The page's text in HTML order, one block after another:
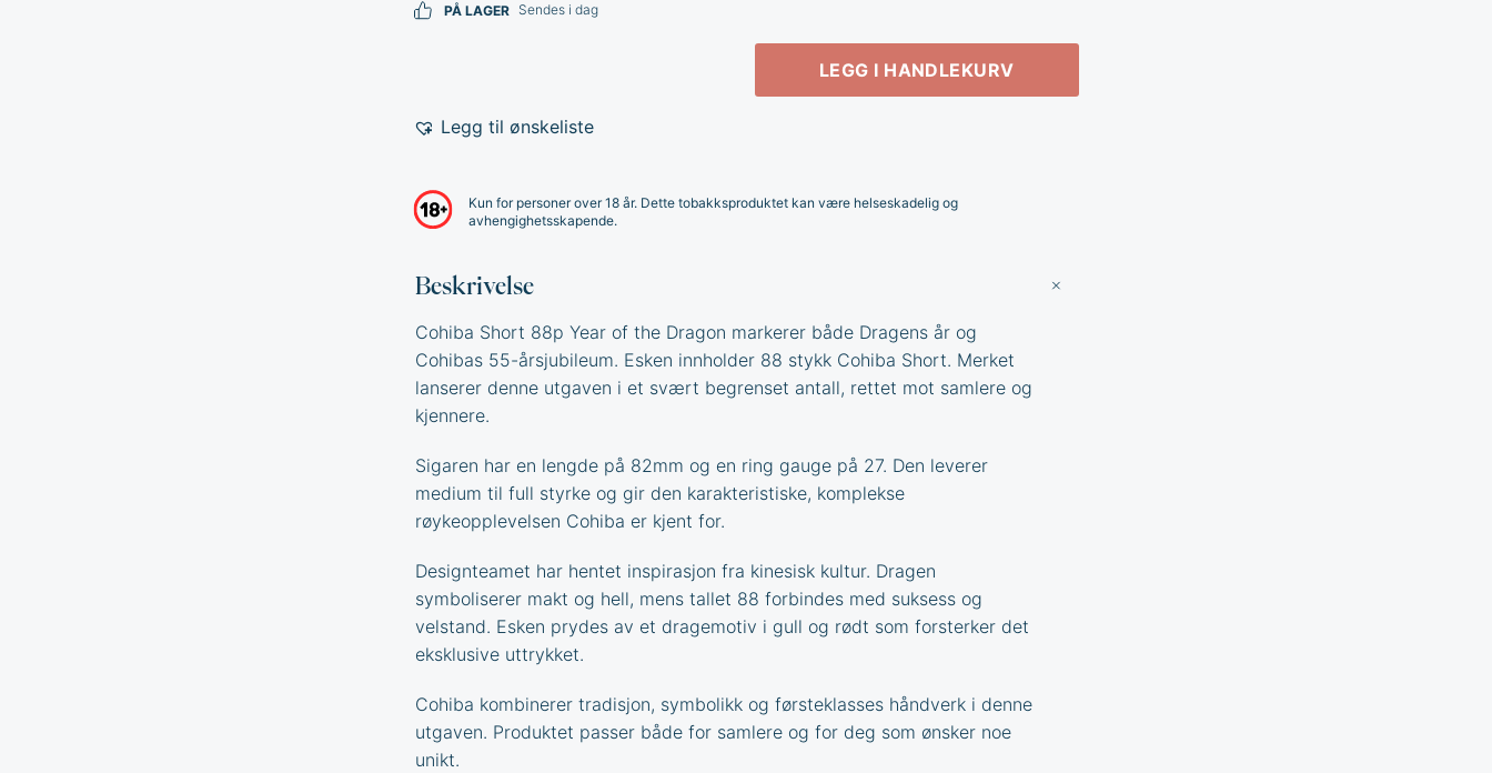
PÅ LAGER Sendes i dag
LEGG I HANDLEKURV
Legg til ønskeliste
Kun for personer over 18 år. Dette tobakksproduktet kan være helseskadelig og
avhengighetsskapende.
Beskrivelse
Cohiba Short 88p Year of the Dragon markerer både Dragens år og
Cohibas 55-årsjubileum. Esken innholder 88 stykk Cohiba Short. Merket
lanserer denne utgaven i et svært begrenset antall, rettet mot samlere og
kjennere.
Sigaren har en lengde på 82mm og en ring gauge på 27. Den leverer
medium til full styrke og gir den karakteristiske, komplekse
røykeopplevelsen Cohiba er kjent for.
Designteamet har hentet inspirasjon fra kinesisk kultur. Dragen
symboliserer makt og hell, mens tallet 88 forbindes med suksess og
velstand. Esken prydes av et dragemotiv i gull og rødt som forsterker det
eksklusive uttrykket.
Cohiba kombinerer tradisjon, symbolikk og førsteklasses håndverk i denne
utgaven. Produktet passer både for samlere og for deg som ønsker noe
unikt.